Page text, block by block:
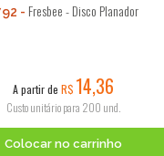
Fresbee - Disco Planador
A partir de R$ 14,36
Custo unitário para 200 und.
Colocar no carrinho